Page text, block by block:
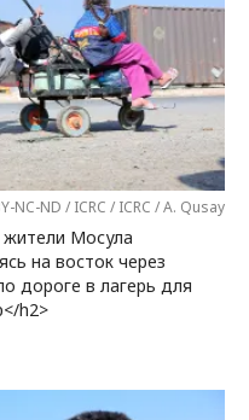
NC-ND / ICRC / ICRC / A. Qusay
Мосула
на восток через
дороге в лагерь для
h2>